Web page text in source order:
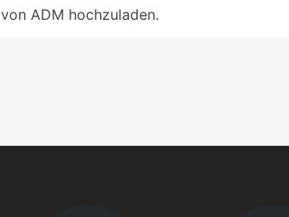
von ADM hochzuladen.